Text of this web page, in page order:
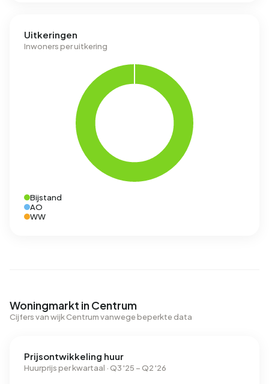
Uitkeringen
Inwoners per uitkering
Bijstand
AO
WW
Woningmarkt in Centrum
Cijfers van wijk Centrum vanwege beperkte data
Prijsontwikkeling huur
Huurprijs per kwartaal · Q3 '25 – Q2 '26